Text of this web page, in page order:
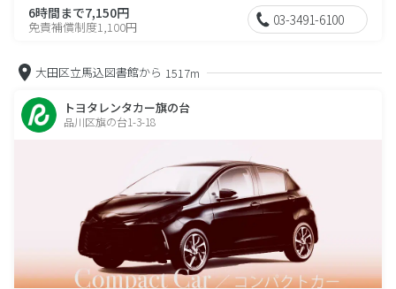
6時間まで7,150円
免責補償制度1,100円 03-3491-6100
大田区立馬込図書館から 1517m
トヨタレンタカー旗の台
品川区旗の台1-3-18